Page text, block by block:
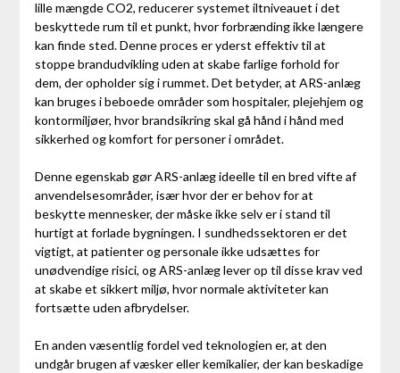
lille mængde CO2, reducerer systemet iltniveauet i det
beskyttede rum til et punkt, hvor forbrænding ikke længere
kan finde sted. Denne proces er yderst effektiv til at
stoppe brandudvikling uden at skabe farlige forhold for
dem, der opholder sig i rummet. Det betyder, at ARS-anlæg
kan bruges i beboede områder som hospitaler, plejehjem og
kontormiljøer, hvor brandsikring skal gå hånd i hånd med
sikkerhed og komfort for personer i området.
Denne egenskab gør ARS-anlæg ideelle til en bred vifte af
anvendelsesområder, især hvor der er behov for at
beskytte mennesker, der måske ikke selv er i stand til
hurtigt at forlade bygningen. I sundhedssektoren er det
vigtigt, at patienter og personale ikke udsættes for
unødvendige risici, og ARS-anlæg lever op til disse krav ved
at skabe et sikkert miljø, hvor normale aktiviteter kan
fortsætte uden afbrydelser.
En anden væsentlig fordel ved teknologien er, at den
undgår brugen af væsker eller kemikalier, der kan beskadige